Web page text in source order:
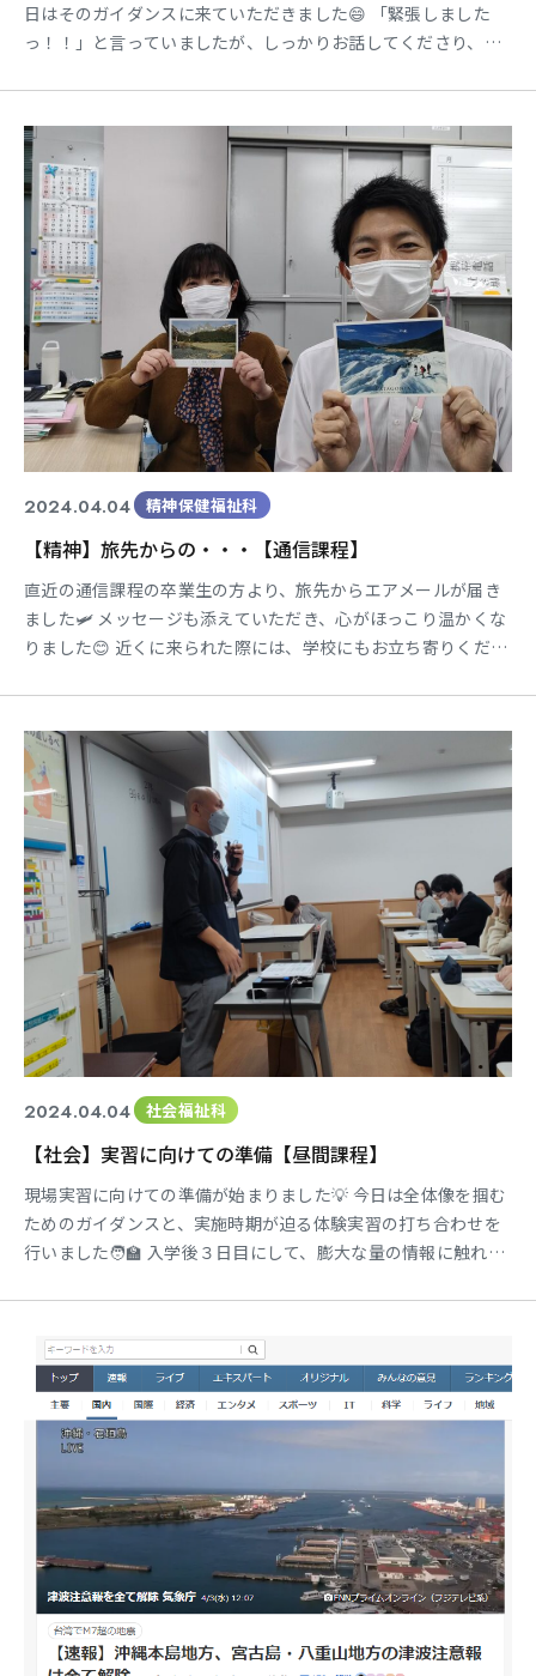
日はそのガイダンスに来ていただきました😄 「緊張しました
っ！！」と言っていましたが、しっかりお話してくださり、あ
twitter→@tokai_sw ★☆★☆★☆★☆★☆
2024.04.04 精神保健福祉科
【精神】旅先からの・・・【通信課程】
直近の通信課程の卒業生の方より、旅先からエアメールが届き
ました🛩 メッセージも添えていただき、心がほっこり温かくな
りました😊 近くに来られた際には、学校にもお立ち寄りくださ
★☆★☆★☆★☆★☆
2024.04.04 社会福祉科
【社会】実習に向けての準備【昼間課程】
現場実習に向けての準備が始まりました💡 今日は全体像を掴む
ためのガイダンスと、実施時期が迫る体験実習の打ち合わせを
行いました🧑‍🏫 入学後３日目にして、膨大な量の情報に触れ、
科の様子を公開中✨ Instagram→@tokai_sw
twitter→@tokai_sw ★☆★